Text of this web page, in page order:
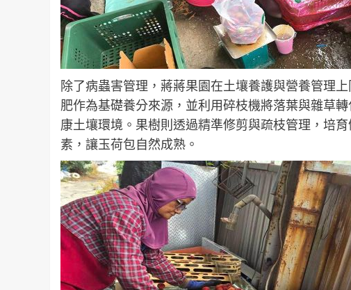
除了病蟲害管理，蔣蔣果園在土壤養護與營養管理
肥作為基礎養分來源，並利用碎枝機將落葉與雜草
康土壤環境。果樹則透過精準修剪與疏枝管理，培
素，讓玉荷包自然成熟。